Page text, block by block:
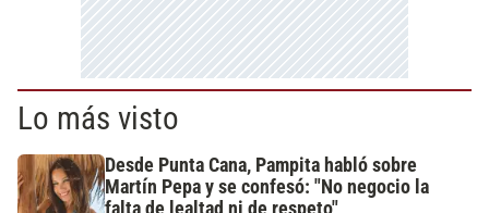
Lo más visto
Desde Punta Cana, Pampita habló sobre
Martín Pepa y se confesó: "No negocio la
falta de lealtad ni de respeto"